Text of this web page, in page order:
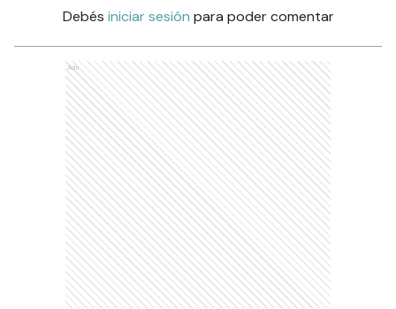
Debés iniciar sesión para poder comentar
Ads